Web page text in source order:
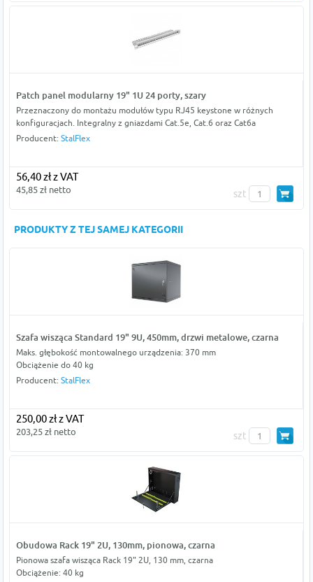
Patch panel modularny 19" 1U 24 porty, szary
Przeznaczony do montażu modułów typu RJ45 keystone w różnych
konfiguracjach. Integralny z gniazdami Cat.5e, Cat.6 oraz Cat6a
Producent: StalFlex
56,40 zł z VAT
45,85 zł netto szt
PRODUKTY Z TEJ SAMEJ KATEGORII
Szafa wisząca Standard 19" 9U, 450mm, drzwi metalowe, czarna
Maks. głębokość montowalnego urządzenia: 370 mm
Obciążenie do 40 kg
Producent: StalFlex
250,00 zł z VAT
203,25 zł netto szt
Obudowa Rack 19" 2U, 130mm, pionowa, czarna
Pionowa szafa wisząca Rack 19" 2U, 130 mm, czarna
Obciążenie: 40 kg